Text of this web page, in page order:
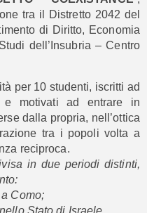
tra il Distretto 2042 del
di Diritto, Economia
dell’Insubria – Centro
per 10 studenti, iscritti ad
e motivati ad entrare in
dalla propria, nell’ottica
tra i popoli volta a
reciproca.
in due periodi distinti,
Como;
Stato di Israele.